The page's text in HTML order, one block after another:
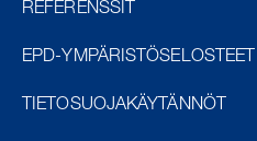
REFERENSSIT
EPD-YMPÄRISTÖSELOSTEET
TIETOSUOJAKÄYTÄNNÖT